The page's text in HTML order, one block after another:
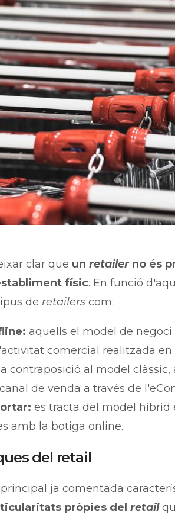
clar que un retailerno és
físic. En funció
de retailerscom:
aquells el model de
comercial realitzada en
la contraposició al model
de venda a través de
es tracta del model híbrid
amb la botiga online.
del retail
ja comentada
pròpies del retail